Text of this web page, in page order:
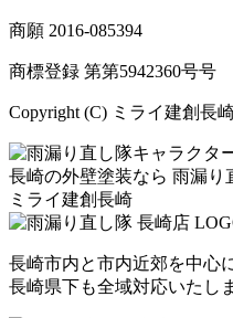
商願 2016-085394
商標登録 第第5942360号号
Copyright (C) ミライ建創長
長崎の外壁塗装なら 雨漏り
ミライ建創長崎
長崎市内と市内近郊を中心
長崎県下も全域対応いたし